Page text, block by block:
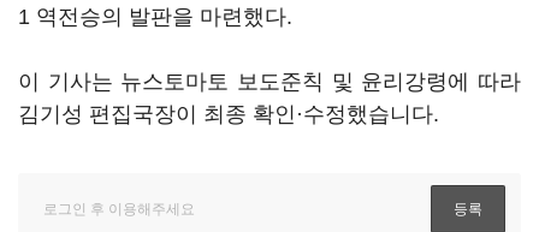
1 역전승의 발판을 마련했다.
이 기사는 뉴스토마토 보도준칙 및 윤리강령에 따라
김기성 편집국장이 최종 확인·수정했습니다.